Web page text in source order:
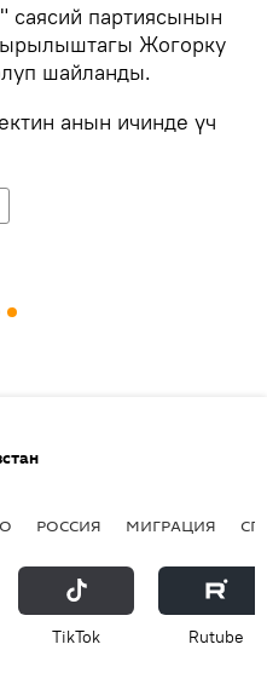
партиясынын
Жогорку
шайланды.
анын ичинде үч
РОССИЯ МИГРАЦИЯ
ТikТоk Rutube